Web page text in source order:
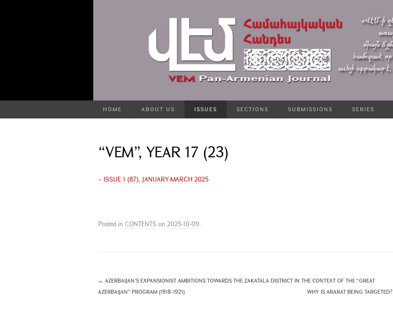
HOME ABOUT US ISSUES SECTIONS SUBMISSIONS SERIES
“VEM”, YEAR 17 (23)
– ISSUE 1 (87), JANUARY-MARCH 2025
Posted in CONTENTS on 2025-10-09.
← AZERBAIJAN’S EXPANSIONIST AMBITIONS TOWARDS THE ZAKATALA DISTRICT IN THE CONTEXT OF THE “GREAT
AZERBAIJAN” PROGRAM (1918-1921)
WHY IS ARARAT BEING TARGETED?